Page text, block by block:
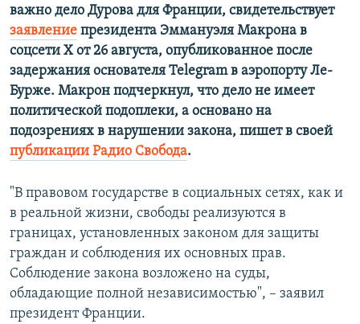
важно дело Дурова для Франции, свидетельствует
заявление президента Эммануэля Макрона в
соцсети Х от 26 августа, опубликованное после
задержания основателя Telegram в аэропорту Ле-
Бурже. Макрон подчеркнул, что дело не имеет
политической подоплеки, а основано на
подозрениях в нарушении закона, пишет в своей
публикации Радио Свобода.
"В правовом государстве в социальных сетях, как и
в реальной жизни, свободы реализуются в
границах, установленных законом для защиты
граждан и соблюдения их основных прав.
Соблюдение закона возложено на суды,
обладающие полной независимостью", – заявил
президент Франции.